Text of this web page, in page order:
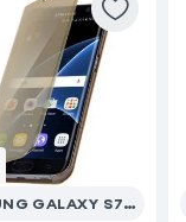
SAMSUNG GALAXY S7 EDGE